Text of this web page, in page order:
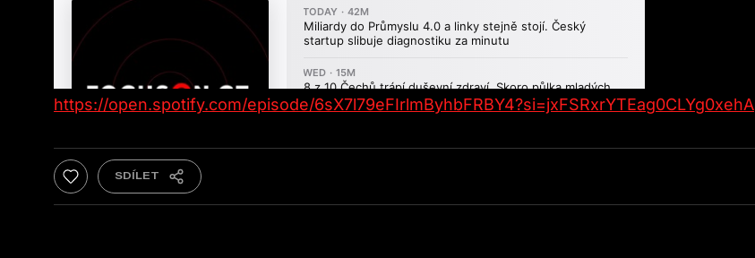
https://open.spotify.com/episode/6sX7l79eFIrlmByhbFRBY4?si=jxFSRxrYTEag0CLYg0xehA